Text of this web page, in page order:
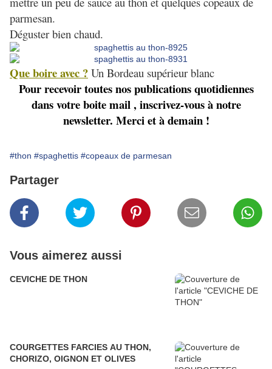
parmesan.
Déguster bien chaud.
Que boire avec ? Un Bordeau supérieur blanc
Pour recevoir toutes nos publications quotidiennes
dans votre boite mail , inscrivez-vous à notre
newsletter. Merci et à demain !
#thon #spaghettis #copeaux de parmesan
Partager
Vous aimerez aussi
CEVICHE DE THON
COURGETTES FARCIES AU THON,
CHORIZO, OIGNON ET OLIVES